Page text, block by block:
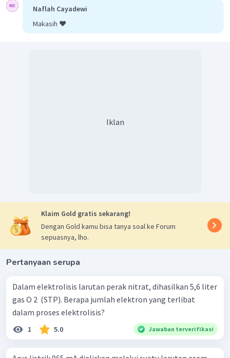
Jadi, massa gas klorin yang dihasilkan adalah 6,62
Naflah Cayadewi
Makasih ❤️
Iklan
Klaim Gold gratis sekarang!
Dengan Gold kamu bisa tanya soal ke Forum
sepuasnya, lho.
Pertanyaan serupa
Dalam elektrolisis larutan perak nitrat, dihasilkan 5,6 liter
gas O 2 ​ (STP). Berapa jumlah elektron yang terlibat
dalam proses elektrolisis?
1 5.0 Jawaban terverifikasi